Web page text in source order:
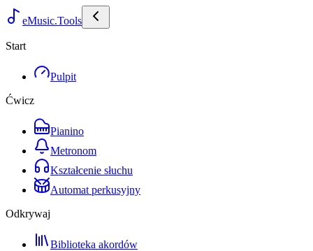
eMusic.Tools
Start
Pulpit
Ćwicz
Pianino
Metronom
Kształcenie słuchu
Automat perkusyjny
Odkrywaj
Biblioteka akordów